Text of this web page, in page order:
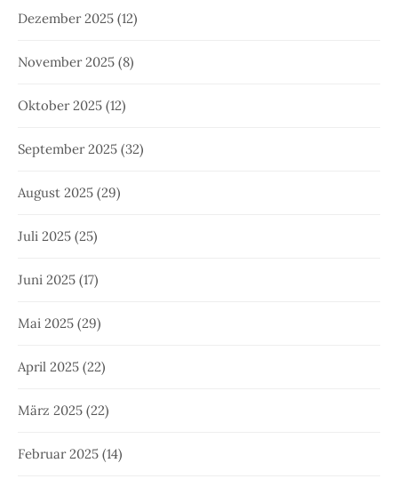
Dezember 2025 (12)
November 2025 (8)
Oktober 2025 (12)
September 2025 (32)
August 2025 (29)
Juli 2025 (25)
Juni 2025 (17)
Mai 2025 (29)
April 2025 (22)
März 2025 (22)
Februar 2025 (14)